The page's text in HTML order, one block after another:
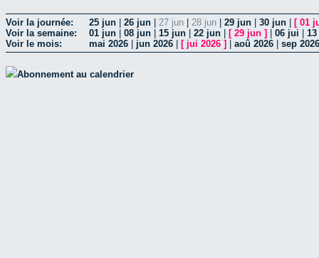
Voir la journée: 25 jun 26 jun 27 jun 28 jun 29 jun 30 jun [ 01
Voir la semaine:
01 jun 08 jun 15 jun 22 jun [ 29 jun ] 06 jui
Voir le mois:
mai 2026 jun 2026 [ jui 2026 ] aoû 2026 sep 2026
Abonnement au calendrier